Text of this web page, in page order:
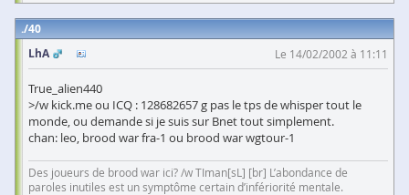
40
LhA
Le 14/02/2002 à 11:11
True_alien440
>/w kick.me ou ICQ : 128682657 g pas le tps de whisper tout le
monde, ou demande si je suis sur Bnet tout simplement.
chan: leo, brood war fra-1 ou brood war wgtour-1
Des joueurs de brood war ici? /w TIman[sL] [br] L’abondance de
paroles inutiles est un symptôme certain d’infériorité mentale.